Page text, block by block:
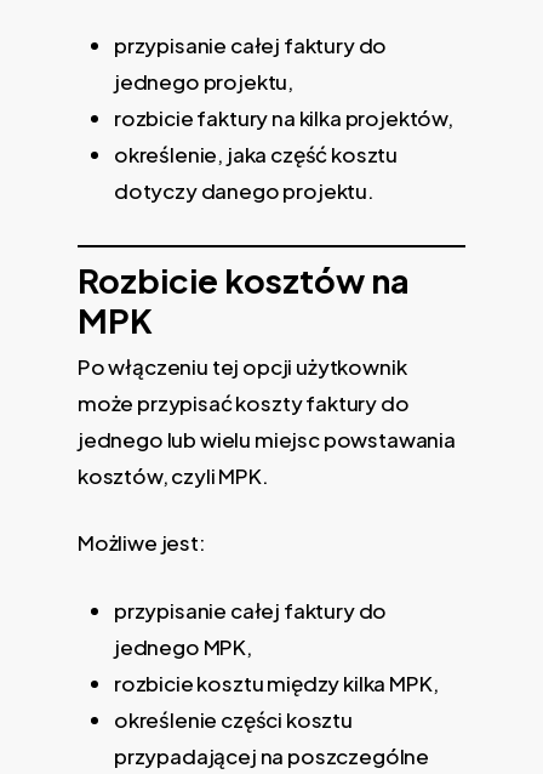
przypisanie całej faktury do
jednego projektu,
rozbicie faktury na kilka projektów,
określenie, jaka część kosztu
dotyczy danego projektu.
Rozbicie kosztów na
MPK
Po włączeniu tej opcji użytkownik
może przypisać koszty faktury do
jednego lub wielu miejsc powstawania
kosztów, czyli MPK.
Możliwe jest:
przypisanie całej faktury do
jednego MPK,
rozbicie kosztu między kilka MPK,
określenie części kosztu
przypadającej na poszczególne